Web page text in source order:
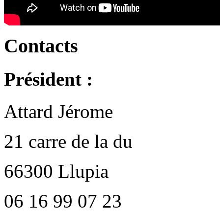
Contacts
Président :
Attard Jérome
21 carre de la du
66300 Llupia
06 16 99 07 23